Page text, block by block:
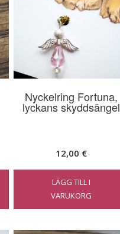
Nyckelring Fortuna,
lyckans skyddsängel
12,00 €
LÄGG TILL I
VARUKORG